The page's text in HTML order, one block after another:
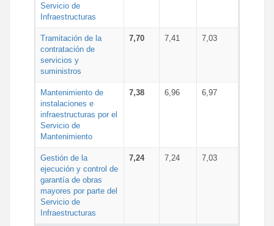
Servicio de
Infraestructuras
Tramitación de la
contratación de
servicios y
suministros
7,70 7,41 7,03
Mantenimiento de
instalaciones e
infraestructuras por el
Servicio de
Mantenimiento
7,38 6,96 6,97
Gestión de la
ejecución y control de
garantía de obras
mayores por parte del
Servicio de
Infraestructuras
7,24 7,24 7,03